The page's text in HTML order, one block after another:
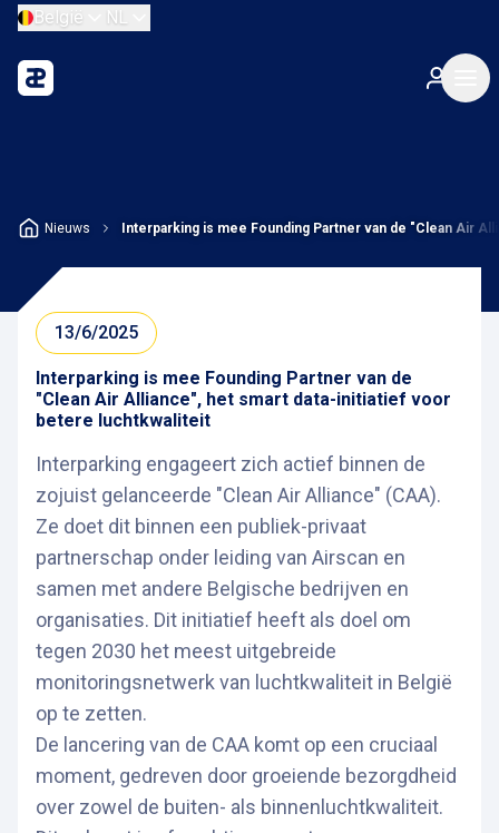
België NL
Nieuws Interparking is mee Founding Partner van de "Clean Air
13/6/2025
Interparking is mee Founding Partner van de
"Clean Air Alliance", het smart data-initiatief voor
betere luchtkwaliteit
Interparking engageert zich actief binnen de
zojuist gelanceerde "Clean Air Alliance" (CAA).
Ze doet dit binnen een publiek-privaat
partnerschap onder leiding van Airscan en
samen met andere Belgische bedrijven en
organisaties. Dit initiatief heeft als doel om
tegen 2030 het meest uitgebreide
monitoringsnetwerk van luchtkwaliteit in België
op te zetten.
De lancering van de CAA komt op een cruciaal
moment, gedreven door groeiende bezorgdheid
over zowel de buiten- als binnenluchtkwaliteit.